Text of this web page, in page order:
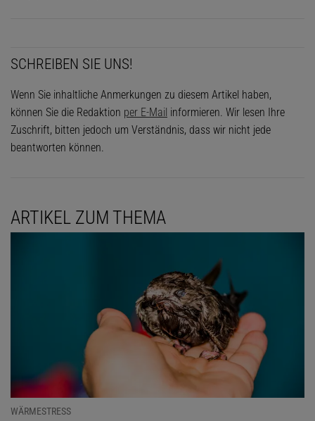
SCHREIBEN SIE UNS!
Wenn Sie inhaltliche Anmerkungen zu diesem Artikel haben,
können Sie die Redaktion per E-Mail informieren. Wir lesen Ihre
Zuschrift, bitten jedoch um Verständnis, dass wir nicht jede
beantworten können.
ARTIKEL ZUM THEMA
WÄRMESTRESS